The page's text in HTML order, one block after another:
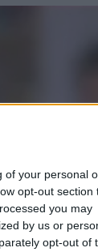
of your personal
opt-out section
you may
by us or
opt-out of